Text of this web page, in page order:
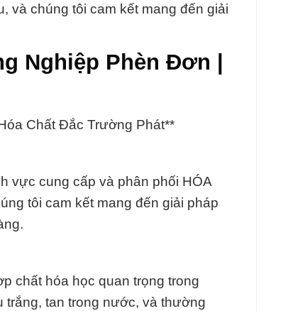
và chúng tôi cam kết mang đến giải
Nghiệp Phèn Đơn |
Chất Đắc Trường Phát**
vực cung cấp và phân phối HÓA
tôi cam kết mang đến giải pháp
chất hóa học quan trọng trong
trắng, tan trong nước, và thường